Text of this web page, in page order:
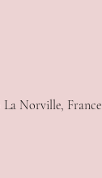
La Norville, France